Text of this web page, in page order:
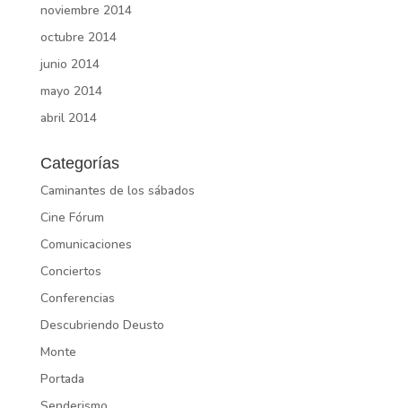
noviembre 2014
octubre 2014
junio 2014
mayo 2014
abril 2014
Categorías
Caminantes de los sábados
Cine Fórum
Comunicaciones
Conciertos
Conferencias
Descubriendo Deusto
Monte
Portada